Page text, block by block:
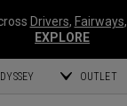
Drivers, Fairways,
EXPLORE
OUTLET